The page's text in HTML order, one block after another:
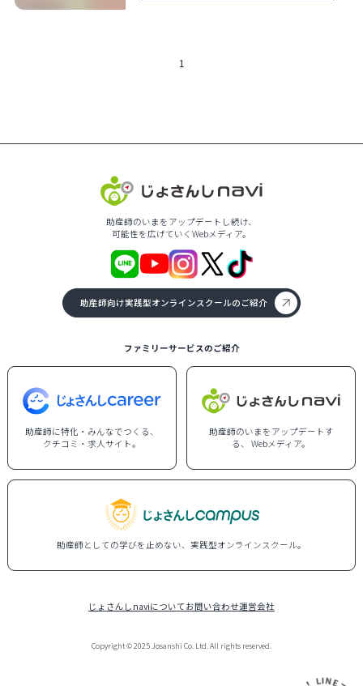
1
助産師のいまをアップデートし続け、
可能性を広げていくWebメディア。
助産師向け実践型オンラインスクールのご紹介
ファミリーサービスのご紹介
助産師に特化・みんなでつくる、
クチコミ・求人サイト。
助産師のいまをアップデートす
る、 Webメディア。
助産師としての学びを止めない、実践型オンラインスクール。
じょさんしnaviについてお問い合わせ運営会社
Copyright © 2025 Josanshi Co. Ltd. All rights reserved.